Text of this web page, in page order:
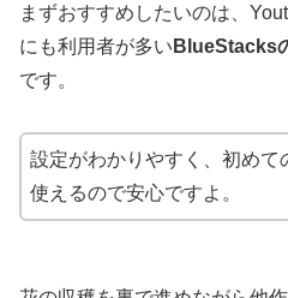
まずおすすめしたいのは、
にも利用者が多い BlueStacks
です。
設定がわかりやすく、初めて
使えるので安心ですよ。